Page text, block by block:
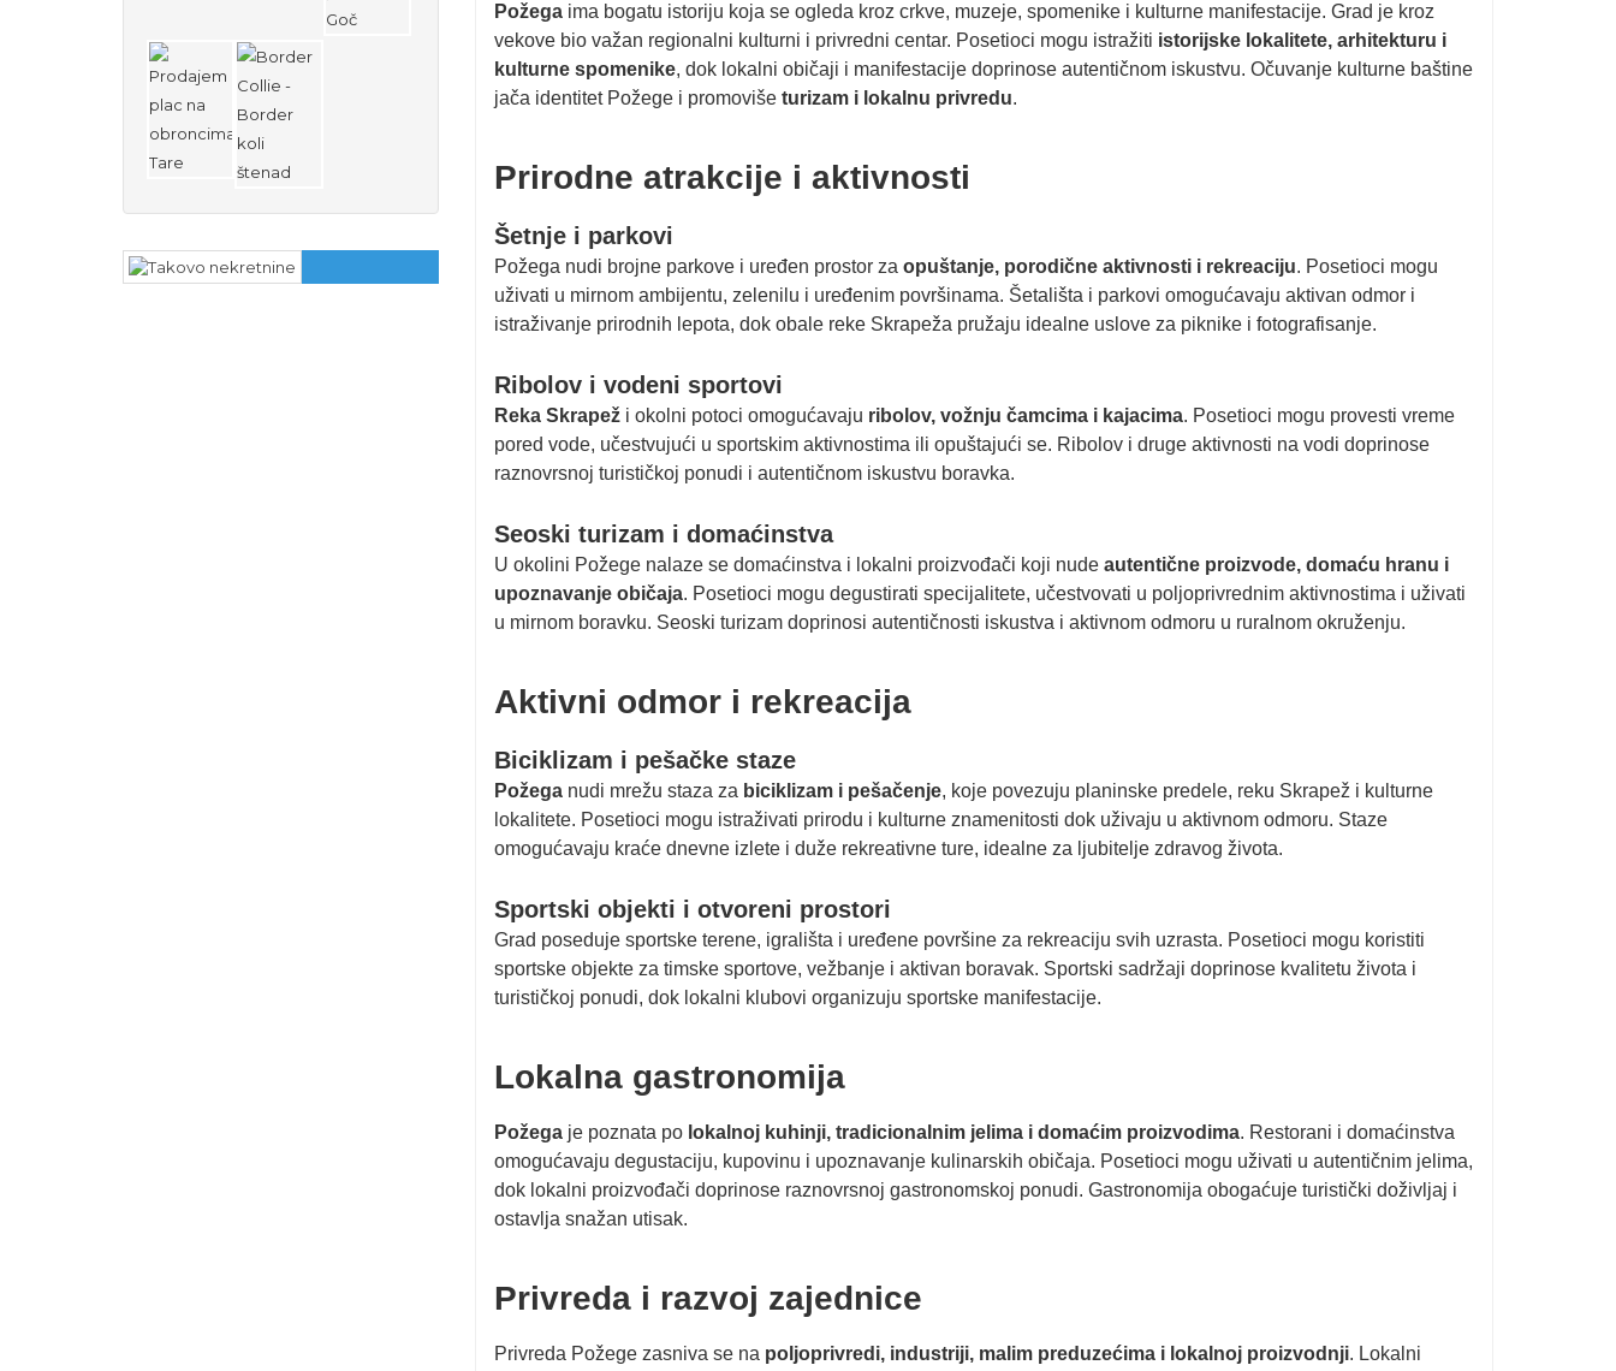
Požegaima bogatu istoriju koja se ogleda kroz crkve, muzeje, spomenike i kulturne manifestacije. Grad je kroz
vekove bio važan regionalni kulturni i privredni centar. Posetioci mogu istražiti istorijske lokalitete, arhitekturu i
kulturne spomenike, dok lokalni običaji i manifestacije doprinose autentičnom iskustvu. Očuvanje kulturne baštine
jača identitet Požege i promoviše turizam i lokalnu privredu.
Prirodne atrakcije i aktivnosti
Šetnje i parkovi
Požega nudi brojne parkove i uređen prostor za opuštanje, porodične aktivnosti i rekreaciju. Posetioci mogu
uživati u mirnom ambijentu, zelenilu i uređenim površinama. Šetališta i parkovi omogućavaju aktivan odmor i
istraživanje prirodnih lepota, dok obale reke Skrapeža pružaju idealne uslove za piknike i fotografisanje.
Ribolov i vodeni sportovi
Reka Skrapeži okolni potoci omogućavaju ribolov, vožnju čamcima i kajacima. Posetioci mogu provesti vreme
pored vode, učestvujući u sportskim aktivnostima ili opuštajući se. Ribolov i druge aktivnosti na vodi doprinose
raznovrsnoj turističkoj ponudi i autentičnom iskustvu boravka.
Seoski turizam i domaćinstva
U okolini Požege nalaze se domaćinstva i lokalni proizvođači koji nude autentične proizvode, domaću hranu i
upoznavanje običaja. Posetioci mogu degustirati specijalitete, učestvovati u poljoprivrednim aktivnostima i uživati
u mirnom boravku. Seoski turizam doprinosi autentičnosti iskustva i aktivnom odmoru u ruralnom okruženju.
Aktivni odmor i rekreacija
Biciklizam i pešačke staze
Požeganudi mrežu staza za biciklizam i pešačenje, koje povezuju planinske predele, reku Skrapež i kulturne
lokalitete. Posetioci mogu istraživati prirodu i kulturne znamenitosti dok uživaju u aktivnom odmoru. Staze
omogućavaju kraće dnevne izlete i duže rekreativne ture, idealne za ljubitelje zdravog života.
Sportski objekti i otvoreni prostori
Grad poseduje sportske terene, igrališta i uređene površine za rekreaciju svih uzrasta. Posetioci mogu koristiti
sportske objekte za timske sportove, vežbanje i aktivan boravak. Sportski sadržaji doprinose kvalitetu života i
turističkoj ponudi, dok lokalni klubovi organizuju sportske manifestacije.
Lokalna gastronomija
Požegaje poznata po lokalnoj kuhinji, tradicionalnim jelima i domaćim proizvodima. Restorani i domaćinstva
omogućavaju degustaciju, kupovinu i upoznavanje kulinarskih običaja. Posetioci mogu uživati u autentičnim jelima,
dok lokalni proizvođači doprinose raznovrsnoj gastronomskoj ponudi. Gastronomija obogaćuje turistički doživljaj i
ostavlja snažan utisak.
Privreda i razvoj zajednice
Privreda Požege zasniva se na poljoprivredi, industriji, malim preduzećima i lokalnoj proizvodnji. Lokalni